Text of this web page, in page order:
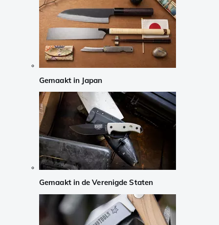
Gemaakt in Japan
Gemaakt in de Verenigde Staten